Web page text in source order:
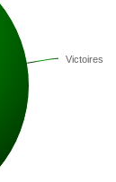
Victoires